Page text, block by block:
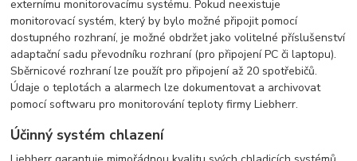
externímu monitorovacímu systému. Pokud neexistuje
monitorovací systém, který by bylo možné připojit pomocí
dostupného rozhraní, je možné obdržet jako volitelné příslušenství
adaptační sadu převodníku rozhraní (pro připojení PC či laptopu).
Sběrnicové rozhraní lze použít pro připojení až 20 spotřebičů.
Údaje o teplotách a alarmech lze dokumentovat a archivovat
pomocí softwaru pro monitorování teploty firmy Liebherr.
Účinný systém chlazení